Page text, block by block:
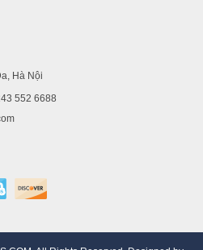
Hà Nội
552 6688